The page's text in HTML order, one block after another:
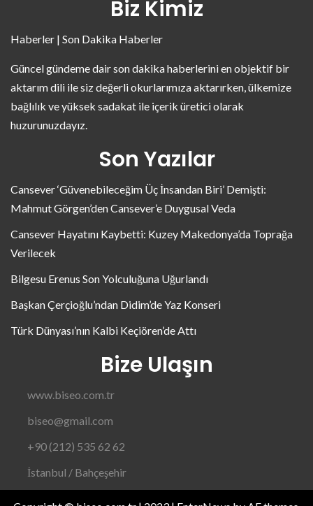
Biz Kimiz
Haberler | Son Dakika Haberler
Güncel gündeme dair son dakika haberlerini en objektif bir
aktarım dili ile siz değerli okurlarımıza aktarırken, ülkemize
bağlılık ve yüksek sadakat ile içerik üretici olarak
huzurunuzdayız.
Son Yazılar
Cansever ‘Güvenebileceğim Üç İnsandan Biri’ Demişti:
Mahmut Görgen’den Cansever’e Duygusal Veda
Cansever Hayatını Kaybetti: Kuzey Makedonya’da Toprağa
Verilecek
Bilgesu Erenus Son Yolculuğuna Uğurlandı
Başkan Çerçioğlu’ndan Didim’de Yaz Konseri
Türk Dünyası’nın Kalbi Keçiören’de Attı
Bize Ulaşın
www.biseo.com.tr
biseo@gmail.com
+90 (212) 535 62 62
İstanbul / Bahçeşehir